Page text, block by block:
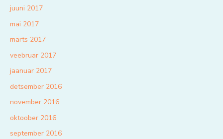
juuni 2017
mai 2017
märts 2017
veebruar 2017
jaanuar 2017
detsember 2016
november 2016
oktoober 2016
september 2016